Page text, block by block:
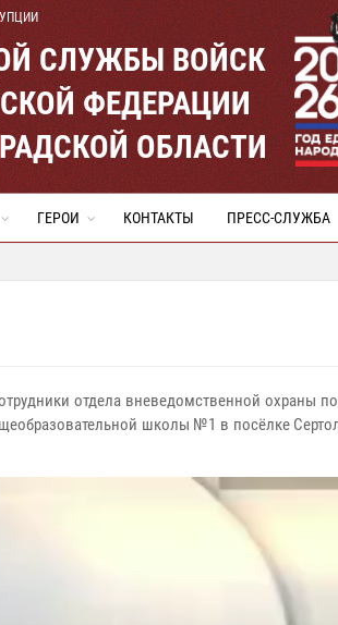
СЛУЖБЫ ВОЙСК
ФЕДЕРАЦИИ
ОБЛАСТИ
ГЕРОИ КОНТАКТЫ ПРЕСС-СЛУЖБА
отдела вневедомственной охраны
школы №1 в посёлке